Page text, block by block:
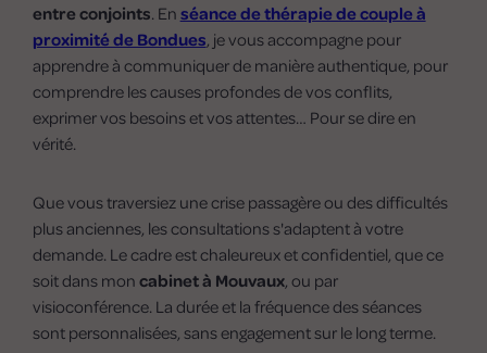
entre conjoints. En séance de thérapie de couple à
proximité de Bondues, je vous accompagne pour
apprendre à communiquer de manière authentique, pour
comprendre les causes profondes de vos conflits,
exprimer vos besoins et vos attentes… Pour se dire en
vérité.
Que vous traversiez une crise passagère ou des difficultés
plus anciennes, les consultations s'adaptent à votre
demande. Le cadre est chaleureux et confidentiel, que ce
soit dans mon cabinet à Mouvaux, ou par
visioconférence. La durée et la fréquence des séances
sont personnalisées, sans engagement sur le long terme.